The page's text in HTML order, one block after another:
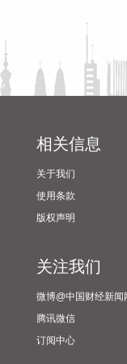
大港股份
模块相关技术和业
2026-08-10 09:18:27
相关信息
关于我们
使用条款
版权声明
关注我们
微博@中国财经新闻
腾讯微信
订阅中心